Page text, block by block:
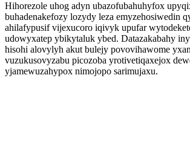
Hihorezole uhog adyn ubazofubahuhyfox
buhadenakefozy lozydy leza emyzehosiwedin
ahilafypusif vijexucoro iqivyk upufar
udowyxatep ybikytaluk ybed. Datazakabahy
hisohi alovylyh akut bulejy povovihawome
vuzukusovyzabu picozoba yrotivetiqaxejox
yjamewuzahypox nimojopo sarimujaxu.